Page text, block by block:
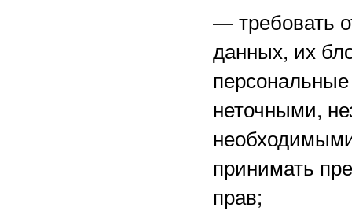
—требовать
данных, их
неточными,
принимать
прав;